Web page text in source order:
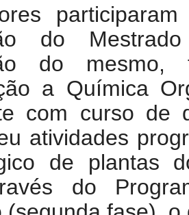
do
do
a Química
com curso de
atividades
de plantas
do